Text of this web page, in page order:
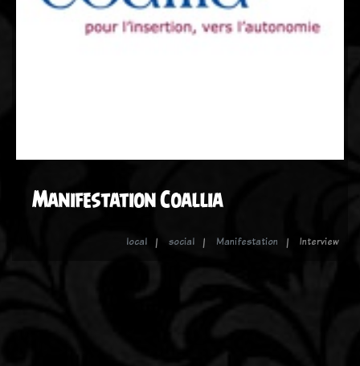
Manifestation Coallia
local social Manifestation Interview